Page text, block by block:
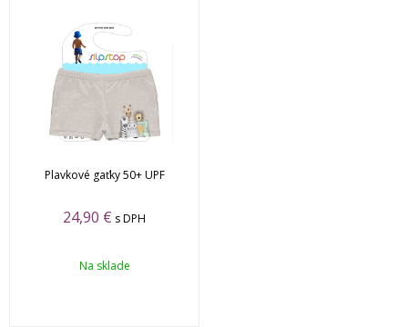
Plavkové gaťky 50+ UPF
24,90 € s DPH
Na sklade